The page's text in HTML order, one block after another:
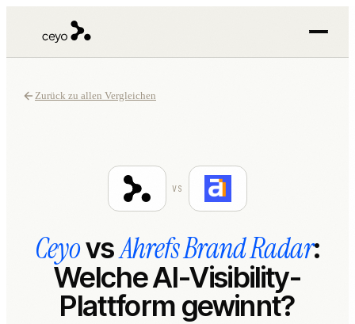
Zurück zu allen Vergleichen
VS
CeyovsAhrefs Brand Radar:
Welche AI-Visibility-
Plattform gewinnt?